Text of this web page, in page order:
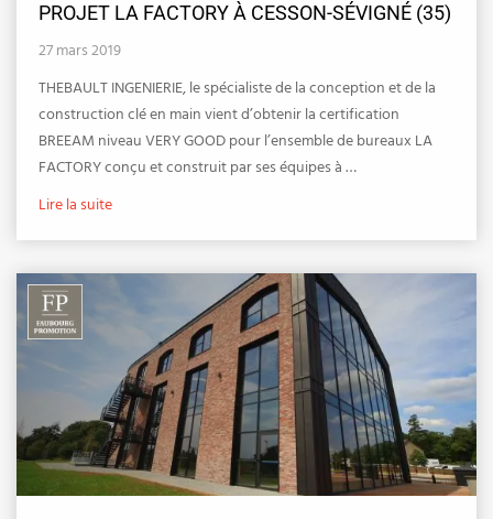
PROJET LA FACTORY À CESSON-SÉVIGNÉ (35)
27 mars 2019
THEBAULT INGENIERIE, le spécialiste de la conception et de la
construction clé en main vient d’obtenir la certification
BREEAM niveau VERY GOOD pour l’ensemble de bureaux LA
FACTORY conçu et construit par ses équipes à …
Lire la suite